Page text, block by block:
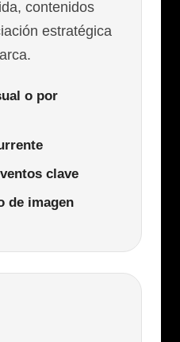
contenidos
estratégica
o por
clave
de imagen